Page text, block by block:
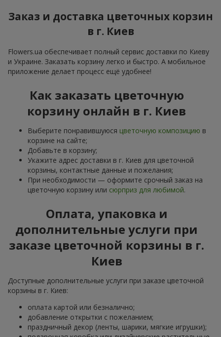
Заказ и доставка цветочных корзин
в г. Киев
Flowers.ua обеспечивает полный сервис доставки по Киеву
и Украине. Заказать корзину легко и быстро. А мобильное
приложение делает процесс ещё удобнее!
Как заказать цветочную
корзину онлайн в г. Киев
Выберите понравившуюся цветочную композицию в
корзине на сайте;
Добавьте в корзину;
Укажите адрес доставки в г. Киев для цветочной
корзины, контактные данные и пожелания;
При необходимости — оформите срочный заказ на
цветочную корзину или сюрприз для любимой.
Оплата, упаковка и
дополнительные услуги при
заказе цветочной корзины в г.
Киев
Доступные дополнительные услуги при заказе цветочной
корзины в г. Киев:
оплата картой или безналично;
добавление открытки с пожеланием;
праздничный декор (ленты, шарики, мягкие игрушки);